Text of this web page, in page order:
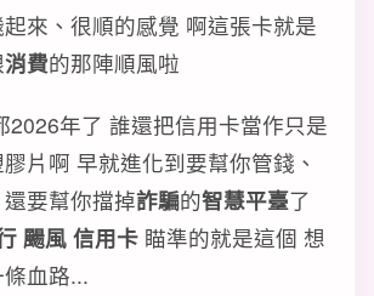
來、很順的感覺 啊這張卡就是
消費的那陣順風啦
2026年了 誰還把信用卡當作只是
片啊 早就進化到要幫你管錢、
還要幫你擋掉詐騙的智慧平臺了
颺風 信用卡 瞄準的就是這個 想
血路...